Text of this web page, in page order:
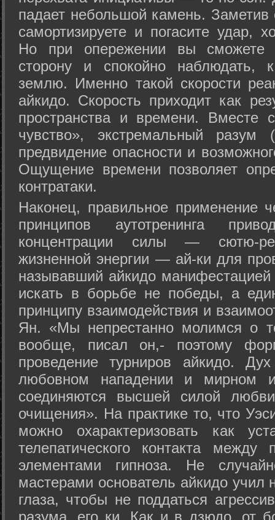
падает небольшой камень.
самортизируете и погасите удар,
Но при опережении вы сможете
сторону и спокойно наблюдать,
землю. Именно такой скорости
айкидо. Скорость приходит как
пространства и времени. Вместе
чувство», экстремальный разум
предвидение опасности и
Ощущение времени позволяет
контратаки.
Наконец, правильное применение
принципов аутотренинга
концентрации силы — сютю-
жизненной энергии — ай-ки для
называвший айкидо
искать в борьбе не победы, а
принципу взаимодействия и
Ян. «Мы непрестанно молимся о
вообще, писал он,- поэтому
проведение турниров айкидо.
любовном нападении и мирном
соединяются высшей силой
очищения». На практике то, что
можно охарактеризовать как
телепатического контакта между
элементами гипноза. Не
мастерами основатель айкидо учил
глаза, чтобы не поддаться
разума, его ки. Как и в дзюдо, от